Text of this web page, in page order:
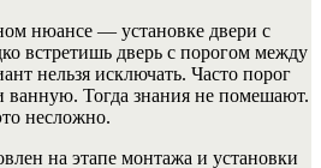
нюансе — установке двери с
встретишь дверь с порогом между
нельзя исключать. Часто порог
ванную. Тогда знания не помешают.
несложно.
на этапе монтажа и установки